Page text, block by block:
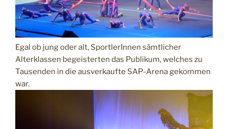
Egal ob jung oder alt, SportlerInnen sämtlicher
Alterklassen begeisterten das Publikum, welches zu
Tausenden in die ausverkaufte SAP-Arena gekommen
war.